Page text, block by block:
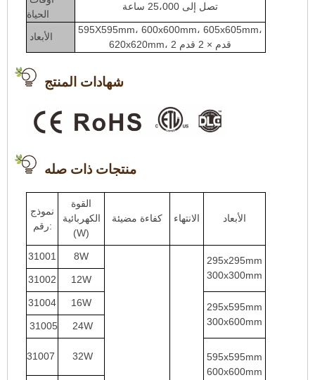
الحياة
تصل إلى 25،000 ساعة
الأبعاد
595X595mm، 600x600mm، 605x605mm،
620x620mm، 2 قدم × 2 قدم
شهادات المنتج
منتجات ذات صله
نموذج
رقم:
القوة
الكهربائية
(W)
كفاءة مضيئة الانتهاء الأبعاد
31001 8W
295x295mm
300x300mm
31002 12W
31004 16W
295x595mm
300x600mm
31005 24W
31007 32W
595x595mm
600x600mm